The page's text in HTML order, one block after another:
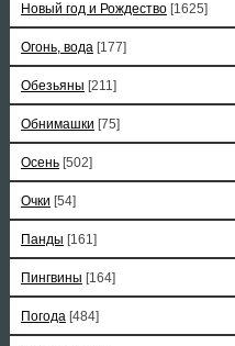
Новый год и Рождество [1625]
Огонь, вода [177]
Обезьяны [211]
Обнимашки [75]
Осень [502]
Очки [54]
Панды [161]
Пингвины [164]
Погода [484]